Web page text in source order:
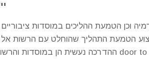
הטמעת ההליכים במוסדות ציבוריים